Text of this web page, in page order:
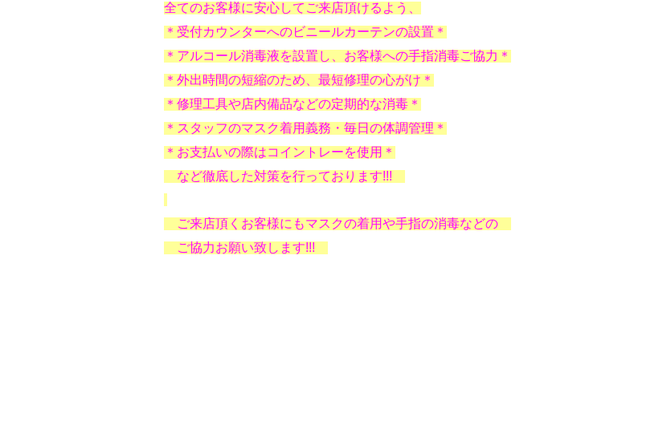
全てのお客様に安心してご来店頂けるよう、
＊受付カウンターへのビニールカーテンの設置＊
＊アルコール消毒液を設置し、お客様への手指消毒ご協力＊
＊外出時間の短縮のため、最短修理の心がけ＊
＊修理工具や店内備品などの定期的な消毒＊
＊スタッフのマスク着用義務・毎日の体調管理＊
＊お支払いの際はコイントレーを使用＊
など徹底した対策を行っております!!!
ご来店頂くお客様にもマスクの着用や手指の消毒などの
ご協力お願い致します!!!